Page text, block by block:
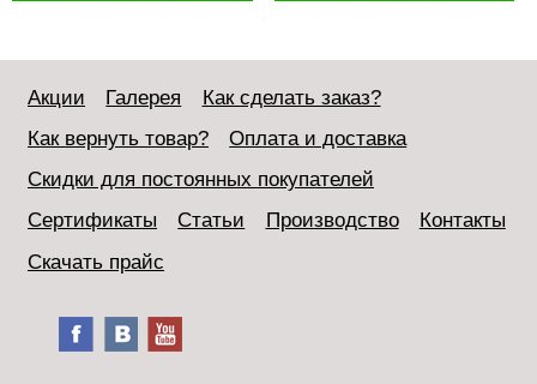
Акции Галерея
Как сделать заказ?
Как вернуть товар?
Оплата и доставка
Скидки для постоянных покупателей
Сертификаты
Статьи Производство
Контакты
Скачать прайс